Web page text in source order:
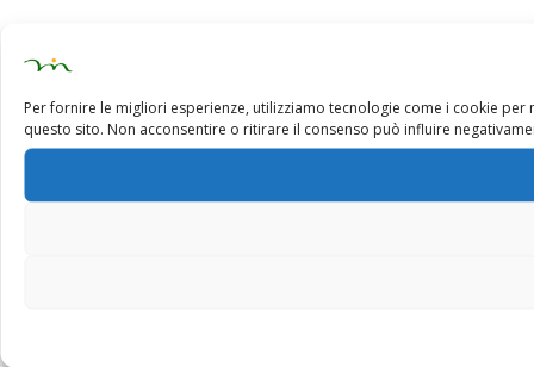
Per fornire le migliori esperienze, utilizziamo tecnologie come i cookie
questo sito. Non acconsentire o ritirare il consenso può influire